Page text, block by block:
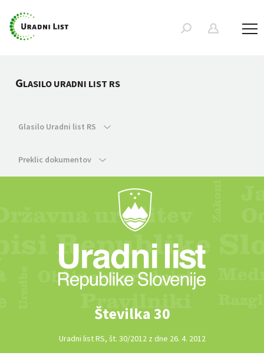
GLASILO URADNI LIST RS
Glasilo Uradni list RS
Preklic dokumentov
Številka 30
Uradni list RS, št. 30/2012 z dne 26. 4. 2012